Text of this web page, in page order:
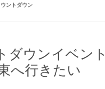
ウントダウン
ダウンイベント
へ行きたい